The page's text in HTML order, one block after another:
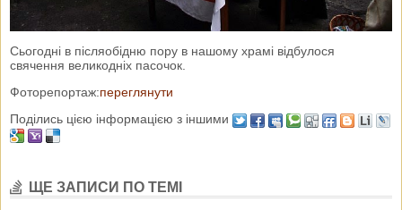
Сьогодні в післяобідню пору в нашому храмі відбулося
свячення великодніх пасочок.
Фоторепортаж:переглянути
Поділись цією інформацією з іншими
ЩЕ ЗАПИСИ ПО ТЕМІ